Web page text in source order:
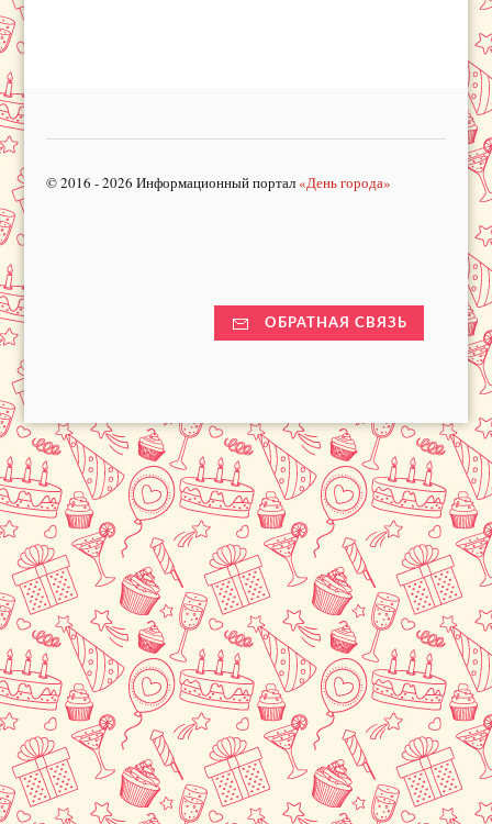
© 2016 - 2026 Информационный портал «День города»
ОБРАТНАЯ СВЯЗЬ